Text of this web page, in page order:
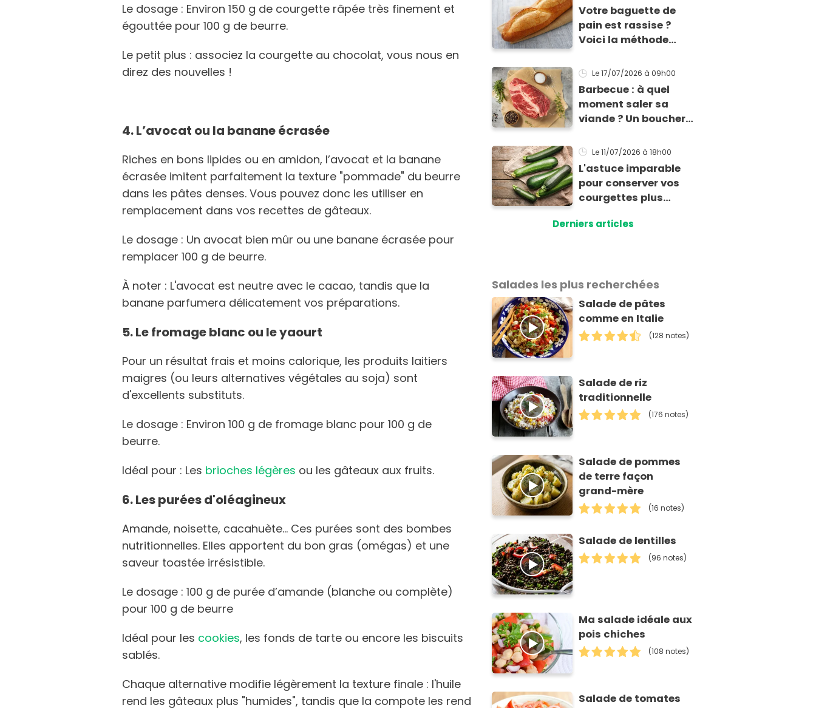
Le dosage : Environ 150 g de courgette râpée très finement et
égouttée pour 100 g de beurre.
Le petit plus : associez la courgette au chocolat, vous nous en
direz des nouvelles !
4. L’avocat ou la banane écrasée
Riches en bons lipides ou en amidon, l’avocat et la banane
écrasée imitent parfaitement la texture "pommade" du beurre
dans les pâtes denses. Vous pouvez donc les utiliser en
remplacement dans vos recettes de gâteaux.
Le dosage : Un avocat bien mûr ou une banane écrasée pour
remplacer 100 g de beurre.
À noter : L'avocat est neutre avec le cacao, tandis que la
banane parfumera délicatement vos préparations.
5. Le fromage blanc ou le yaourt
Pour un résultat frais et moins calorique, les produits laitiers
maigres (ou leurs alternatives végétales au soja) sont
d'excellents substituts.
Le dosage : Environ 100 g de fromage blanc pour 100 g de
beurre.
Idéal pour : Les brioches légères ou les gâteaux aux fruits.
6. Les purées d'oléagineux
Amande, noisette, cacahuète... Ces purées sont des bombes
nutritionnelles. Elles apportent du bon gras (omégas) et une
saveur toastée irrésistible.
Le dosage : 100 g de purée d’amande (blanche ou complète)
pour 100 g de beurre
Idéal pour les cookies, les fonds de tarte ou encore les biscuits
sablés.
Chaque alternative modifie légèrement la texture finale : l'huile
rend les gâteaux plus "humides", tandis que la compote les rend
Votre baguette de
pain est rassise ?
Voici la méthode
à nouveau
consommable !
Le 17/07/2026 à 09h00
Barbecue : à quel
moment saler sa
viande ? Un boucher
méthode infaillible
Le 11/07/2026 à 18h00
L'astuce imparable
pour conserver vos
courgettes plus
sans qu'elles ne
Derniers articles
Salades les plus recherchées
Salade de pâtes
comme en Italie
(128 notes)
Salade de riz
traditionnelle
(176 notes)
Salade de pommes
de terre façon
grand-mère
(16 notes)
Salade de lentilles
(96 notes)
Ma salade idéale aux
pois chiches
(108 notes)
Salade de tomates